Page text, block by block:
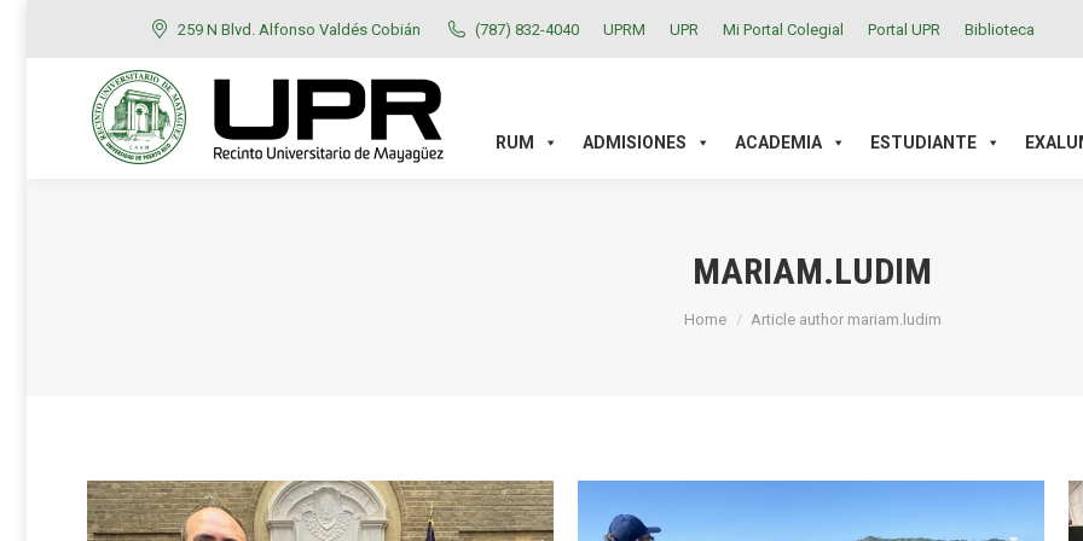
259 N Blvd. Alfonso Valdés Cobián (787) 832-4040 UPRM UPR Mi Portal Colegial Portal UPR Biblioteca
RUM ADMISIONES ACADEMIA ESTUDIANTE
MARIAM.LUDIM
You are here:
Home Article author mariam.ludim
RUM ADMISIONES